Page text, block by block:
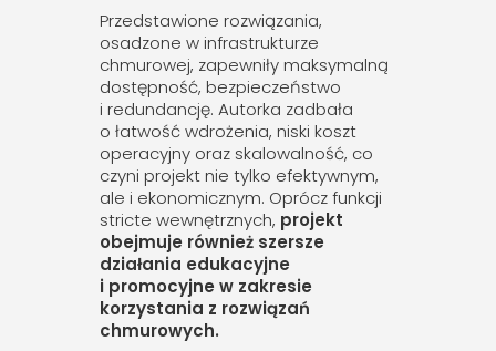
Przedstawione rozwiązania,
osadzone w infrastrukturze
chmurowej, zapewniły maksymalną
dostępność, bezpieczeństwo
i redundancję. Autorka zadbała
o łatwość wdrożenia, niski koszt
operacyjny oraz skalowalność, co
czyni projekt nie tylko efektywnym,
ale i ekonomicznym. Oprócz funkcji
stricte wewnętrznych, projekt
obejmuje również szersze
działania edukacyjne
i promocyjne w zakresie
korzystania z rozwiązań
chmurowych.